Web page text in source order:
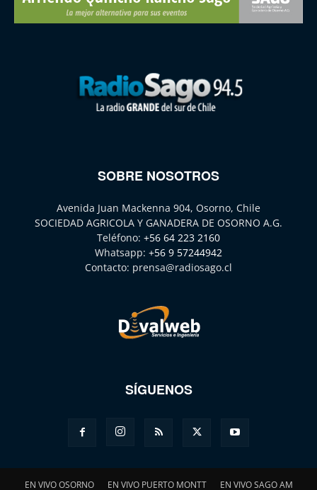
SOBRE NOSOTROS
Avenida Juan Mackenna 904, Osorno, Chile
SOCIEDAD AGRICOLA Y GANADERA DE OSORNO A.G.
Teléfono: +56 64 223 2160
Whatsapp: +56 9 57244942
Contacto: prensa@radiosago.cl
SÍGUENOS
EN VIVO OSORNO EN VIVO PUERTO MONTT EN VIVO SAGO AM